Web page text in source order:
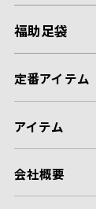
福助足袋
定番アイテム
アイテム
会社概要